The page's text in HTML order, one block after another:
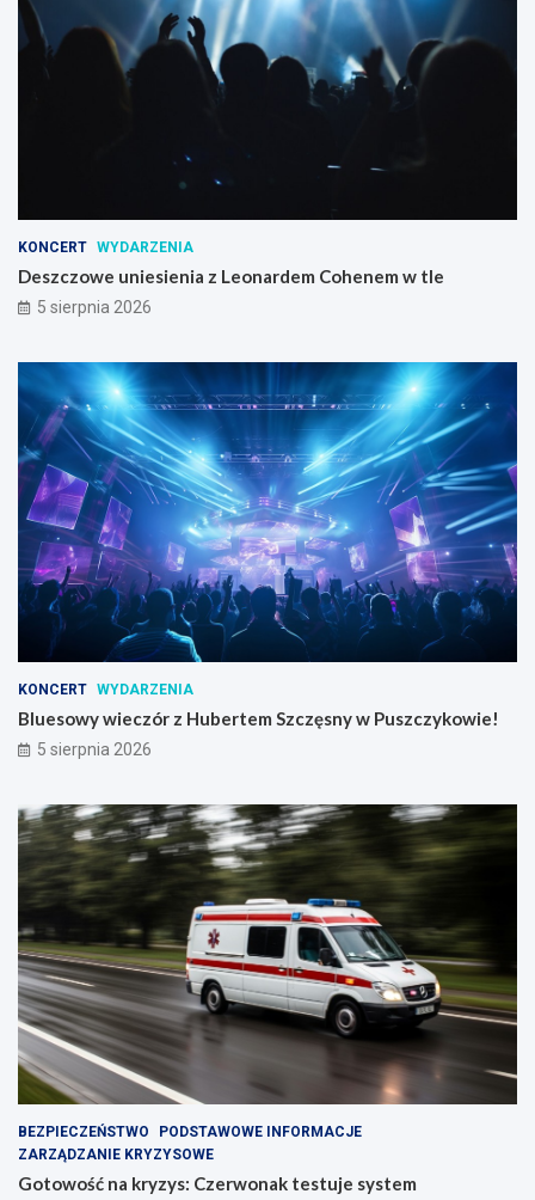
KONCERT WYDARZENIA
Deszczowe uniesienia z Leonardem Cohenem w tle
5 sierpnia 2026
KONCERT WYDARZENIA
Bluesowy wieczór z Hubertem Szczęsny w Puszczykowie!
5 sierpnia 2026
BEZPIECZEŃSTWO
PODSTAWOWE INFORMACJE
ZARZĄDZANIE KRYZYSOWE
Gotowość na kryzys: Czerwonak testuje system